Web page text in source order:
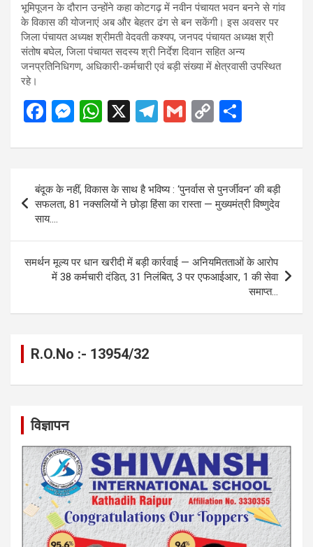
भूमिपूजन के दौरान उन्होंने कहा कोटगढ़ में नवीन पंचायत भवन बनने से गांव
के विकास की योजनाएं अब और बेहतर ढंग से बन सकेंगी। इस अवसर पर
जिला पंचायत अध्यक्ष श्रीमती वेदवती कश्यप, जनपद पंचायत अध्यक्ष श्री
संतोष बघेल, जिला पंचायत सदस्य श्री निर्देश दिवान सहित अन्य
जनप्रतिनिधिगण, अधिकारी-कर्मचारी एवं बड़ी संख्या में क्षेत्रवासी उपस्थित
रहे।
F
ce
b
o
o
k
M
se
n
g
W
at
s
A
p
X
T
e
gr
a
G
ail
C
py
n
ar
e
navigation
बंदूक के नहीं, विकास के साथ है भविष्य : ‘पुनर्वास से पुनर्जीवन’ की बड़ी
सफलता, 81 नक्सलियों ने छोड़ा हिंसा का रास्ता — मुख्यमंत्री विष्णुदेव
साय….
समर्थन मूल्य पर धान खरीदी में बड़ी कार्रवाई — अनियमितताओं के आरोप
में 38 कर्मचारी दंडित, 31 निलंबित, 3 पर एफआईआर, 1 की सेवा
समाप्त…
R.O.No :- 13954/32
विज्ञापन